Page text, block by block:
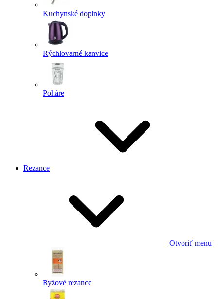
Kuchynské doplnky
Rýchlovarné kanvice
Poháre
Rezance
Otvoriť menu
Ryžové rezance